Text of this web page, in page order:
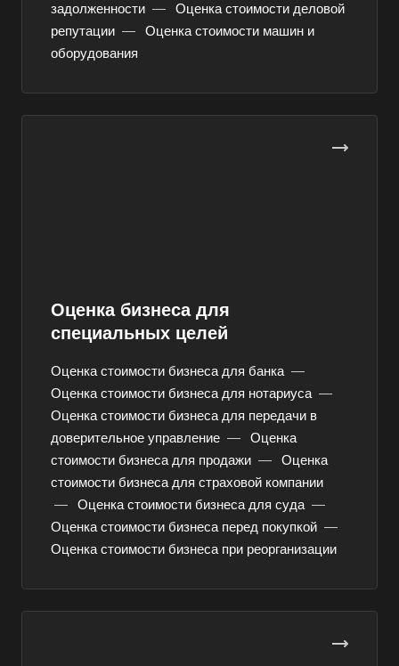
задолженности —
Оценка стоимости деловой
репутации —
Оценка стоимости машин и
оборудования
Оценка бизнеса для
специальных целей
Оценка стоимости бизнеса для банка —
Оценка стоимости бизнеса для нотариуса —
Оценка стоимости бизнеса для передачи в
доверительное управление —
Оценка
стоимости бизнеса для продажи —
Оценка
стоимости бизнеса для страховой компании
—
Оценка стоимости бизнеса для суда —
Оценка стоимости бизнеса перед покупкой —
Оценка стоимости бизнеса при реорганизации
Азов
Аксай
Алушта
Альметьевск
Анапа
Анжеро-Судженск
Апатиты
Апрелевка
Арзамас